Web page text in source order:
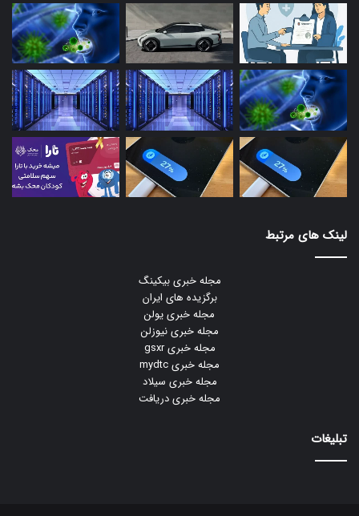
لینک های مرتبط
مجله خبری بیکینگ
برگزیده های ایران
مجله خبری یولن
مجله خبری نیوزلن
مجله خبری gsxr
مجله خبری mydtc
مجله خبری سیلاد
مجله خبری دریافت
تبلیغات